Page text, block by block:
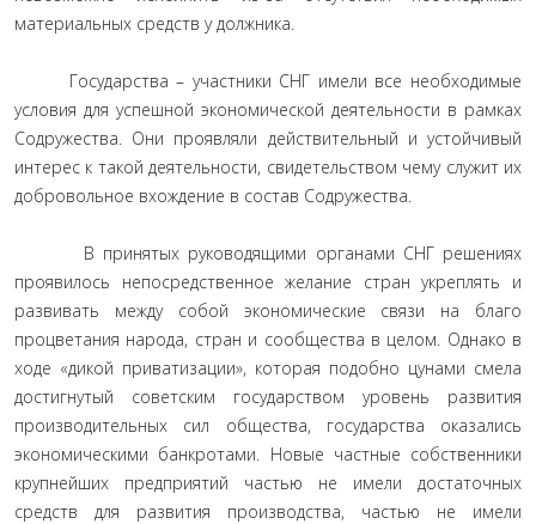
материальных средств у должника.
Государства – участники СНГ имели все необходимые
условия для успешной экономической деятельности в рамках
Содружества. Они проявляли действительный и устойчивый
интерес к такой деятельности, свидетельством чему служит их
добровольное вхождение в состав Содружества.
В принятых руководящими органами СНГ решениях
проявилось непосредственное желание стран укреплять и
развивать между собой экономические связи на благо
процветания народа, стран и сообщества в целом. Однако в
ходе «дикой приватизации», которая подобно цунами смела
достигнутый советским государством уровень развития
производительных сил общества, государства оказались
экономическими банкротами. Новые частные собственники
крупнейших предприятий частью не имели достаточных
средств для развития производства, частью не имели